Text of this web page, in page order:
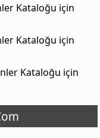
Kataloğu için
Kataloğu için
Kataloğu için